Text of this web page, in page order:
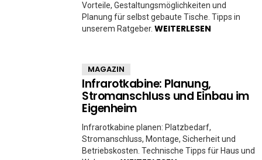
Vorteile, Gestaltungsmöglichkeiten und
Planung für selbst gebaute Tische. Tipps in
unserem Ratgeber. WEITERLESEN
MAGAZIN
Infrarotkabine: Planung,
Stromanschluss und Einbau im
Eigenheim
Infrarotkabine planen: Platzbedarf,
Stromanschluss, Montage, Sicherheit und
Betriebskosten. Technische Tipps für Haus und